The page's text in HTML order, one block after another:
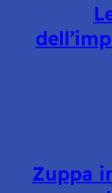
Zuppa